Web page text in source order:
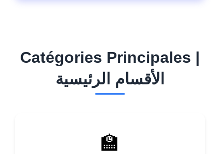
Catégories Principales |
الأقسام الرئيسية
🏫